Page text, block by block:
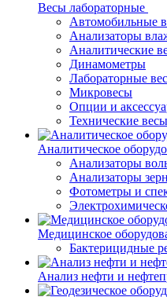
Весы лабораторные
Автомобильные
Анализаторы
Аналитические
Динамометры
Лабораторные
Микровесы
Опции и
Технические весы
Аналитическое
Анализаторы
Анализаторы
Фотометры и
Медицинское
Бактерицидные
Анализ нефти и